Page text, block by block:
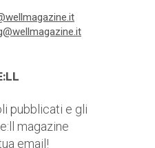
pubblicati e gli
magazine
email!